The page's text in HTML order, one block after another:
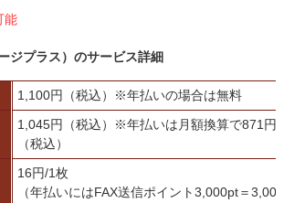
能
ジプラス）のサービス詳細
1,100円（税込）※年払いの場合は無料
1,045円（税込）※年払いは月額換算で871円
（税込）
16円/1枚
（年払いにはFAX送信ポイント3,000pt＝3,00